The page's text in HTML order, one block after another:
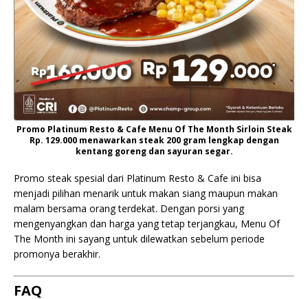
Promo Platinum Resto & Cafe Menu Of The Month Sirloin Steak
Rp. 129.000 menawarkan steak 200 gram lengkap dengan
kentang goreng dan sayuran segar.
Promo steak spesial dari Platinum Resto & Cafe ini bisa
menjadi pilihan menarik untuk makan siang maupun makan
malam bersama orang terdekat. Dengan porsi yang
mengenyangkan dan harga yang tetap terjangkau, Menu Of
The Month ini sayang untuk dilewatkan sebelum periode
promonya berakhir.
FAQ